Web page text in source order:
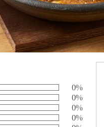
0%
0%
0%
0%